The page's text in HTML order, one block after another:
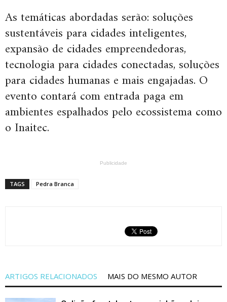
As temáticas abordadas serão: soluções
sustentáveis para cidades inteligentes,
expansão de cidades empreendedoras,
tecnologia para cidades conectadas, soluções
para cidades humanas e mais engajadas. O
evento contará com entrada paga em
ambientes espalhados pelo ecossistema como
o Inaitec.
Publicidade
TAGS Pedra Branca
ARTIGOS RELACIONADOS MAIS DO MESMO AUTOR